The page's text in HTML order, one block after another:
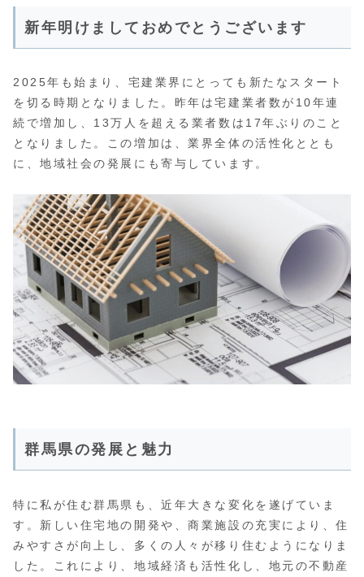
新年明けましておめでとうございます
2025年も始まり、宅建業界にとっても新たなスタート
を切る時期となりました。昨年は宅建業者数が10年連
続で増加し、13万人を超える業者数は17年ぶりのこと
となりました。この増加は、業界全体の活性化ととも
に、地域社会の発展にも寄与しています。
群馬県の発展と魅力
特に私が住む群馬県も、近年大きな変化を遂げていま
す。新しい住宅地の開発や、商業施設の充実により、住
みやすさが向上し、多くの人々が移り住むようになりま
した。これにより、地域経済も活性化し、地元の不動産